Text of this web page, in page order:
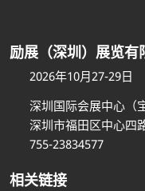
励展（深圳）展览有
2026年10月27-29日
深圳国际会展中心（
深圳市福田区中心四
755-23834577
相关链接